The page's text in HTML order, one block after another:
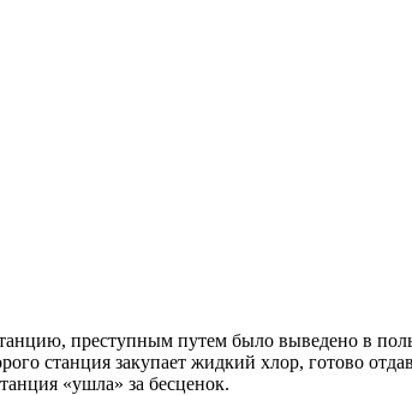
преступным путем было выведено в
станция закупает жидкий хлор, готово
«ушла» за бесценок.